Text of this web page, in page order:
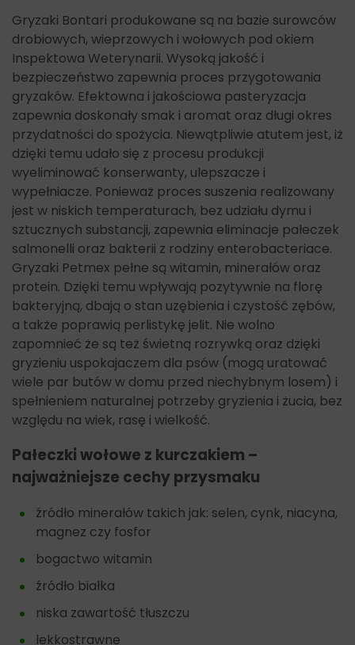
Gryzaki Bontari produkowane są na bazie surowców
drobiowych, wieprzowych i wołowych pod okiem
Inspektowa Weterynarii. Wysoką jakość i
bezpieczeństwo zapewnia proces przygotowania
gryzaków. Efektowna i jakościowa pasteryzacja
zapewnia doskonały smak i aromat oraz długi okres
przydatności do spożycia. Niewątpliwie atutem jest, iż
dzięki temu udało się z procesu produkcji
wyeliminować konserwanty, ulepszacze i
wypełniacze. Ponieważ proces suszenia realizowany
jest w niskich temperaturach, bez udziału dymu i
sztucznych substancji, zapewnia eliminacje pałeczek
salmonelli oraz bakterii z rodziny enterobacteriace.
Gryzaki Petmex pełne są witamin, minerałów oraz
protein. Dzięki temu wpływają pozytywnie na florę
bakteryjną, dbają o stan uzębienia i czystość zębów,
a także poprawią perlistykę jelit. Nie wolno
zapomnieć że są też świetną rozrywką oraz dzięki
gryzieniu uspokajaczem dla psów (mogą uratować
wiele par butów w domu przed niechybnym losem) i
spełnieniem naturalnej potrzeby gryzienia i żucia, bez
względu na wiek, rasę i wielkość.
Pałeczki wołowe z kurczakiem –
najważniejsze cechy przysmaku
źródło minerałów takich jak: selen, cynk, niacyna,
magnez czy fosfor
bogactwo witamin
źródło białka
niska zawartość tłuszczu
lekkostrawne